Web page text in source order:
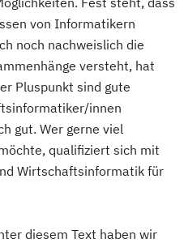
von Informatikern
noch nachweislich die
versteht, hat
Pluspunkt sind gute
innen
gut. Wer gerne viel
qualifiziert sich mit
Wirtschaftsinformatik für
diesem Text haben wir